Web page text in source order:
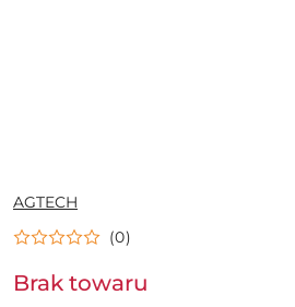
NAZWA
PRODUCENTA:
AGTECH
(0)
Brak towaru